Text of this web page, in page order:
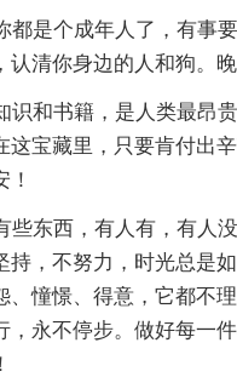
是个成年人了，有事要
认清你身边的人和狗。晚
和书籍，是人类最昂贵
这宝藏里，只要肯付出
！
东西，有人有，有人没
持，不努力，时光总是
、憧憬、得意，它都不
，永不停步。做好每一